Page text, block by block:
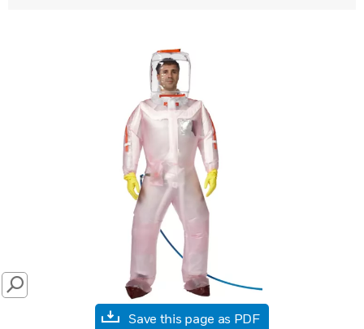
SEARCH
Save this page as PDF